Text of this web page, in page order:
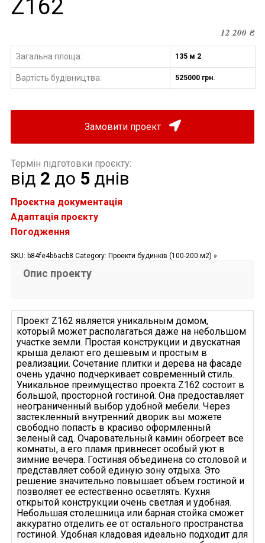
Z162
12 200₴
Загальна площа: 135 м 2
Вартість будівництва: 525000 грн.
Замовити проект
Термін підготовки проєкту:
від 2 до 5 днів
Проєктна документація
Адаптація проєкту
Погодження
SKU: b84fe4b6acb8 Category: Проекти будинків (100-200 м2) »
Опис проекту
Проект Z162 является уникальным домом,
который может располагаться даже на небольшом
участке земли. Простая конструкции и двускатная
крыша делают его дешевым и простым в
реализации. Сочетание плитки и дерева на фасаде
очень удачно подчеркивает современный стиль.
Уникальное преимущество проекта Z162 состоит в
большой, просторной гостиной. Она предоставляет
неограниченный выбор удобной мебели. Через
застекленный внутренний дворик вы можете
свободно попасть в красиво оформленный
зеленый сад. Очаровательный камин обогреет все
комнаты, а его пламя привнесет особый уют в
зимние вечера. Гостиная объединена со столовой и
представляет собой единую зону отдыха. Это
решение значительно повышает объем гостиной и
позволяет ее естественно осветлять. Кухня
открытой конструкции очень светлая и удобная.
Небольшая столешница или барная стойка сможет
аккуратно отделить ее от остального пространства
гостиной. Удобная кладовая идеально подходит для